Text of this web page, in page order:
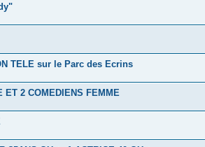
TELE sur le Parc des Ecrins
ET 2 COMEDIENS FEMME